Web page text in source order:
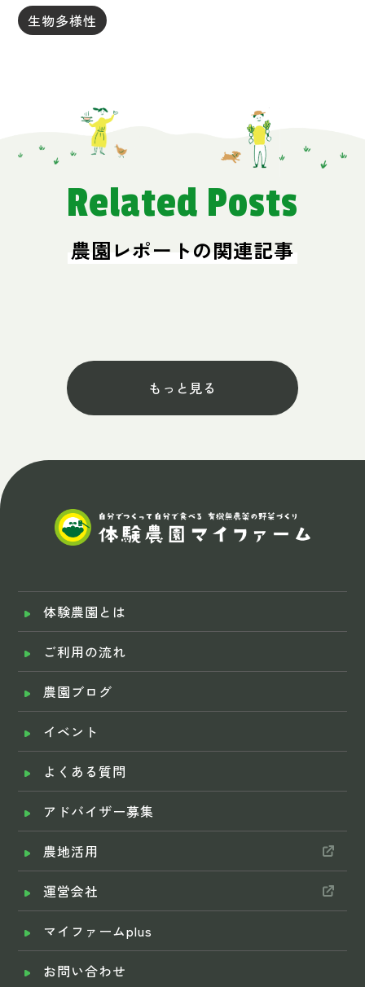
生物多様性
Related Posts
農園レポートの関連記事
もっと見る
体験農園とは
ご利用の流れ
農園ブログ
イベント
よくある質問
アドバイザー募集
農地活用
運営会社
マイファームplus
お問い合わせ